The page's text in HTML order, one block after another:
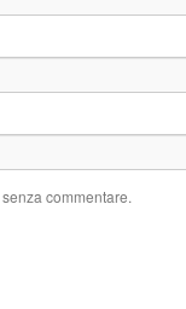
senza commentare.